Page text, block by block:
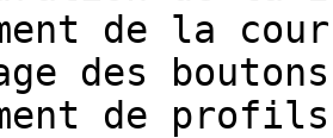
de la
des
de